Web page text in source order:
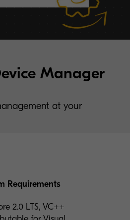
Manager
at your
Requirements
2.0 LTS, VC++